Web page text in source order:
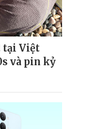
tại Việt
và pin kỷ